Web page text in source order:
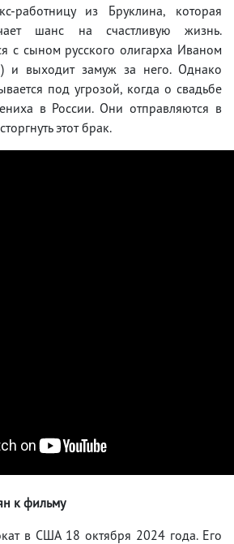
работницу из Бруклина, которая
шанс на счастливую жизнь.
с сыном русского олигарха Иваном
и выходит замуж за него. Однако
под угрозой, когда о свадьбе
в России. Они отправляются в
этот брак.
к фильму
в США 18 октября 2024 года. Его